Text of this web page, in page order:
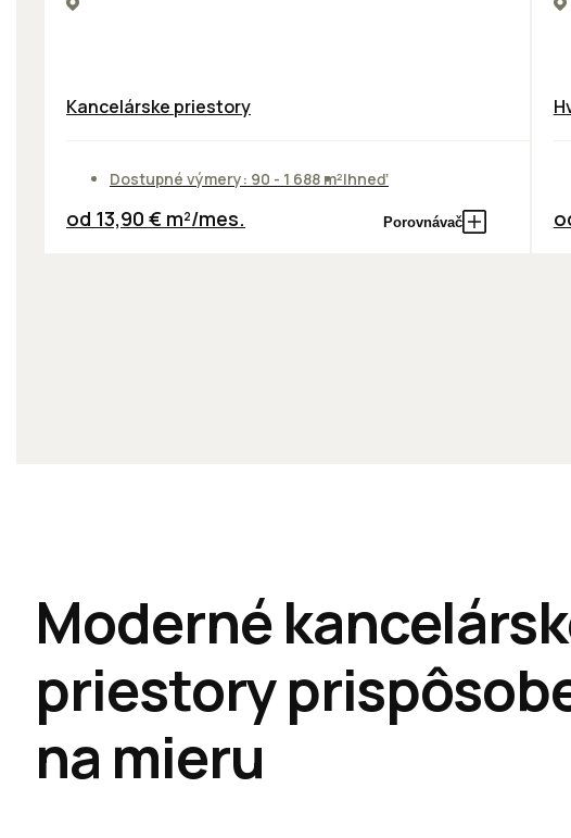
Kancelárske priestory
Dostupné výmery: 90 - 1 688 m²Ihneď
od 13,90 € m²/mes. Porovnávač
Moderné
priestory
na mieru